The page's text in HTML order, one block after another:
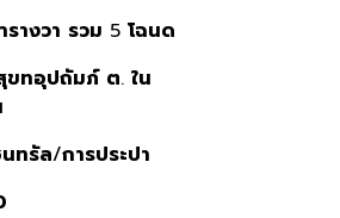
รางวา รวม 5 โฉนด
ขทอุปถัมภ์ ต. ใน
นทรัล/การประปา